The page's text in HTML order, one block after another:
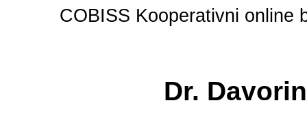
COBISS Kooperativni online
Dr.